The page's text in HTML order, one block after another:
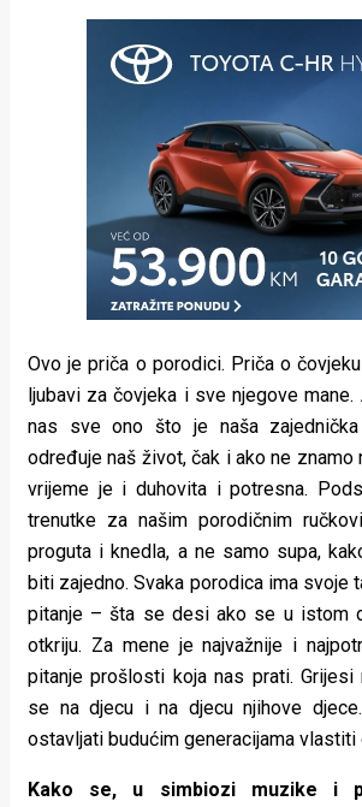
Ovo je priča o porodici. Priča o
ljubavi za čovjeka i sve njegove
nas sve ono što je naša
određuje naš život, čak i ako ne znamo
vrijeme je i duhovita i potresna.
trenutke za našim porodičnim
proguta i knedla, a ne samo supa,
biti zajedno. Svaka porodica ima svoje
pitanje – šta se desi ako se u istom
otkriju. Za mene je najvažnije i
pitanje prošlosti koja nas prati. Grijesi
se na djecu i na djecu njihove
ostavljati budućim generacijama vlastiti
Kako se, u simbiozi muzike i